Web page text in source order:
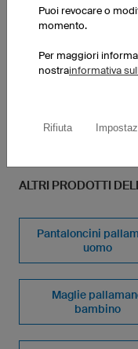
Collo a V
Manica lunga
1 pezzo: 73,00 €
ALTRI PRODOTTI
Pantaloncini
uomo
Maglie
bambino
Puoi revocare o
momento.
Per maggiori
nostrainformativa
Rifiuta